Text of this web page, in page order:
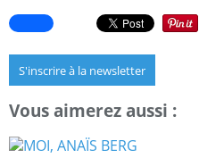
S'inscrire à la newsletter
Vous aimerez aussi :